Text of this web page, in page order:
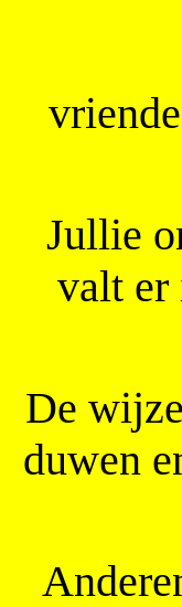
Jullie
valt er
De
duwen